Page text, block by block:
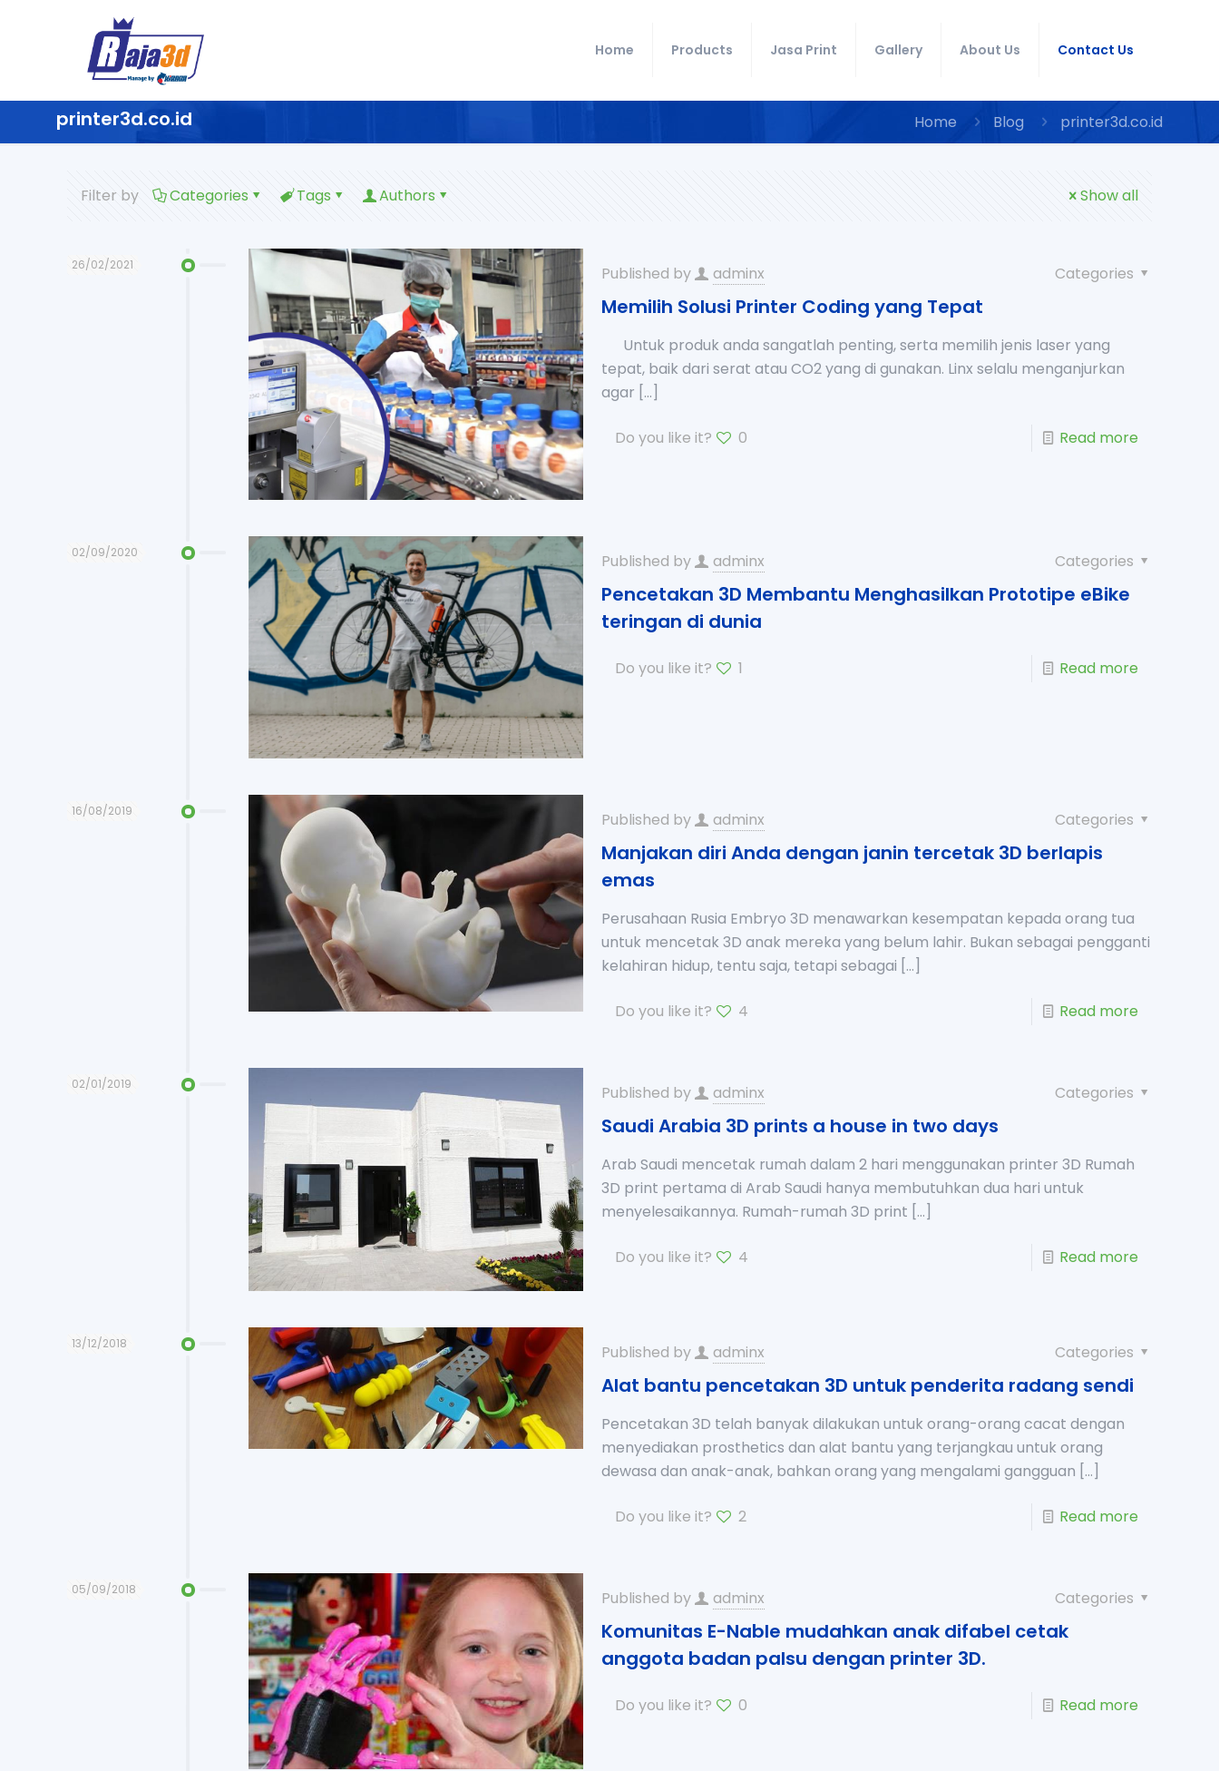
Home Products Jasa Print Gallery About Us Contact Us
printer3d.co.id Home Blog printer3d.co.id
Filter by Categories Tags Authors Show all
26/02/2021 Published by adminx Categories
Memilih Solusi Printer Coding yang Tepat
Untuk produk anda sangatlah penting, serta memilih jenis laser yang
tepat, baik dari serat atau CO2 yang di gunakan. Linx selalu menganjurkan
agar […]
Do you like it? 0 Read more
02/09/2020 Published by adminx Categories
Pencetakan 3D Membantu Menghasilkan Prototipe eBike
teringan di dunia
Do you like it? 1 Read more
16/08/2019 Published by adminx Categories
Manjakan diri Anda dengan janin tercetak 3D berlapis
emas
Perusahaan Rusia Embryo 3D menawarkan kesempatan kepada orang tua
untuk mencetak 3D anak mereka yang belum lahir. Bukan sebagai pengganti
kelahiran hidup, tentu saja, tetapi sebagai […]
Do you like it? 4 Read more
02/01/2019 Published by adminx Categories
Saudi Arabia 3D prints a house in two days
Arab Saudi mencetak rumah dalam 2 hari menggunakan printer 3D Rumah
3D print pertama di Arab Saudi hanya membutuhkan dua hari untuk
menyelesaikannya. Rumah-rumah 3D print […]
Do you like it? 4 Read more
13/12/2018 Published by adminx Categories
Alat bantu pencetakan 3D untuk penderita radang sendi
Pencetakan 3D telah banyak dilakukan untuk orang-orang cacat dengan
menyediakan prosthetics dan alat bantu yang terjangkau untuk orang
dewasa dan anak-anak, bahkan orang yang mengalami gangguan […]
Do you like it? 2 Read more
05/09/2018 Published by adminx Categories
Komunitas E-Nable mudahkan anak difabel cetak
anggota badan palsu dengan printer 3D.
Do you like it? 0 Read more